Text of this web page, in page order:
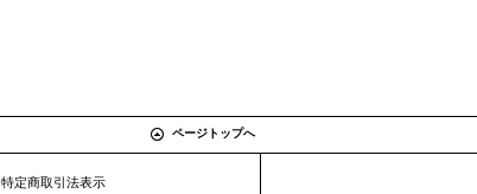
ページトップへ
特定商取引法表示